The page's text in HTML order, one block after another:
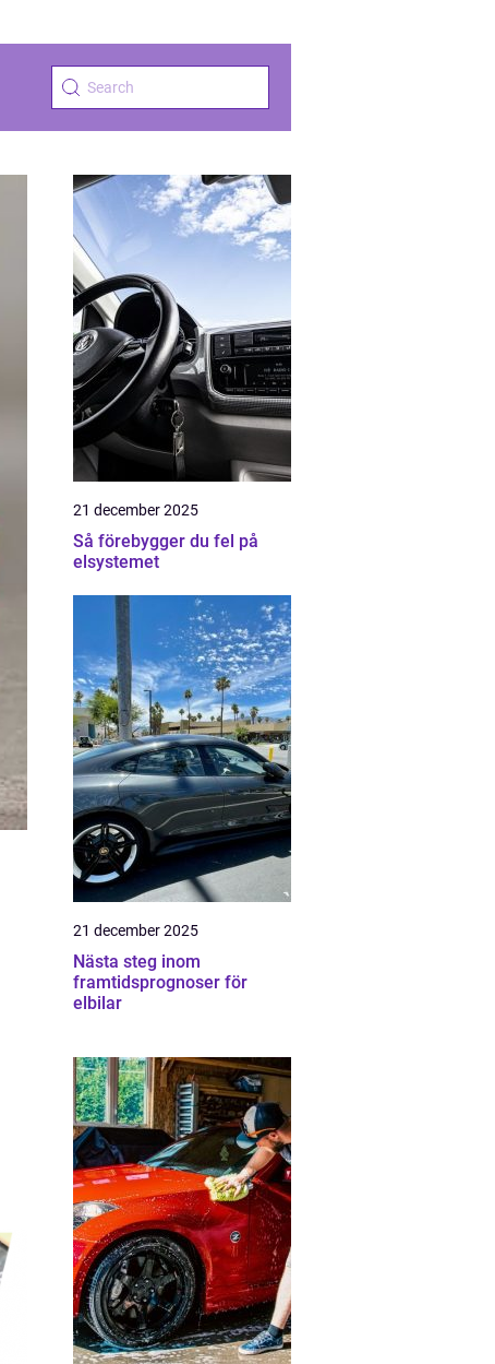
21 december 2025
Så förebygger du fel på
elsystemet
21 december 2025
Nästa steg inom
framtidsprognoser för
elbilar